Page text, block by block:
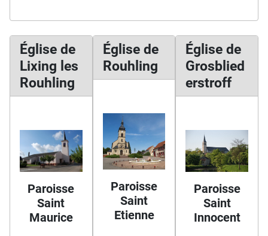
Église de
Lixing les
Rouhling
Paroisse
Saint
Maurice
Église de
Rouhling
Paroisse
Saint
Etienne
Église de
Grosblied
erstroff
Paroisse
Saint
Innocent